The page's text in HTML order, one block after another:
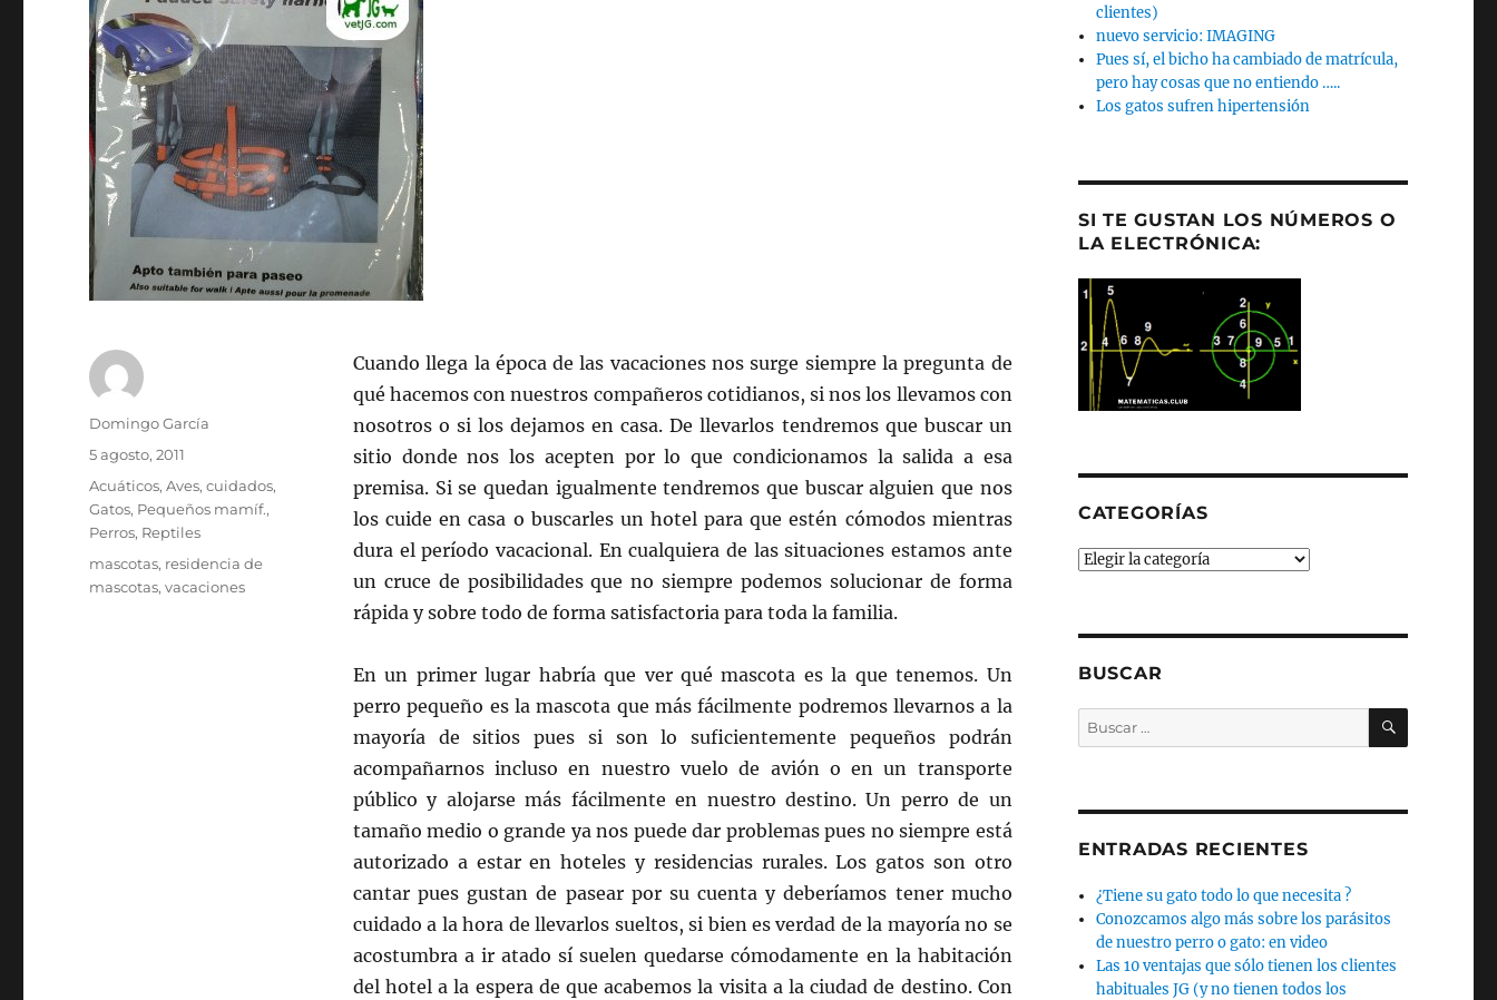
Cuando llega la época de las vacaciones nos surge siempre la pregunta de
qué hacemos con nuestros compañeros cotidianos, si nos los llevamos con
nosotros o si los dejamos en casa. De llevarlos tendremos que buscar un
sitio donde nos los acepten por lo que condicionamos la salida a esa
premisa. Si se quedan igualmente tendremos que buscar alguien que nos
los cuide en casa o buscarles un hotel para que estén cómodos mientras
dura el período vacacional. En cualquiera de las situaciones estamos ante
un cruce de posibilidades que no siempre podemos solucionar de forma
rápida y sobre todo de forma satisfactoria para toda la familia.
En un primer lugar habría que ver qué mascota es la que tenemos. Un
perro pequeño es la mascota que más fácilmente podremos llevarnos a la
mayoría de sitios pues si son lo suficientemente pequeños podrán
acompañarnos incluso en nuestro vuelo de avión o en un transporte
público y alojarse más fácilmente en nuestro destino. Un perro de un
tamaño medio o grande ya nos puede dar problemas pues no siempre está
autorizado a estar en hoteles y residencias rurales. Los gatos son otro
cantar pues gustan de pasear por su cuenta y deberíamos tener mucho
cuidado a la hora de llevarlos sueltos, si bien es verdad de la mayoría no se
acostumbra a ir atado sí suelen quedarse cómodamente en la habitación
del hotel a la espera de que acabemos la visita a la ciudad de destino. Con
Autor
Domingo García
Publicado
5 agosto, 2011
Categorías
Acuáticos,Aves,cuidados,
Gatos, Pequeños mamíf.,
Perros, Reptiles
Etiquetas
mascotas, residencia de
mascotas,vacaciones
clientes)
nuevo servicio: IMAGING
Pues sí, el bicho ha cambiado de matrícula,
pero hay cosas que no entiendo …..
Los gatos sufren hipertensión
SI TE GUSTAN LOS NÚMEROS O
LA ELECTRÓNICA:
CATEGORÍAS
Categorías
BUSCAR
Buscar
por:
BUSCAR
ENTRADAS RECIENTES
¿Tiene su gato todo lo que necesita ?
Conozcamos algo más sobre los parásitos
de nuestro perro o gato: en video
Las 10 ventajas que sólo tienen los clientes
habituales JG (y no tienen todos los